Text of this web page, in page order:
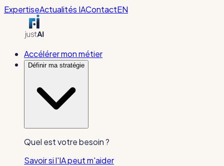
ExpertiseActualités IAContactEN
Accélérer mon métier
Définir ma stratégie
Quel est votre besoin ?
Savoir si l'IA peut m'aider